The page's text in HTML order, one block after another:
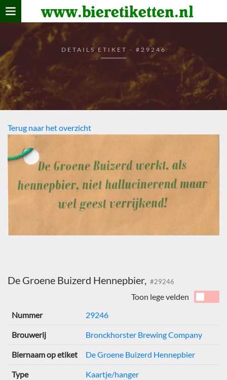
www.bieretiketten.nl
Home
verzamelen
De bierkaart
Bezoekers
DETAILS ETIKET - #29246
Terug naar het overzicht
De Groene Buizerd Hennepbier, #29246
Toon lege velden
Nummer
29246
Brouwerij Bronckhorster Brewing Company
Biernaam op etiket De Groene Buizerd Hennepbier
Type Kaartje/hanger